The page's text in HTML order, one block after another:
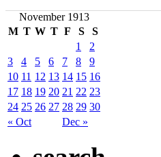
November 1913
M T W T F S S
« Oct Dec »
1
2
3
4 5 6 7 8
9
10 11 12 13 14 15 16
17 18 19 20 21 22 23
24 25 26 27 28 29 30